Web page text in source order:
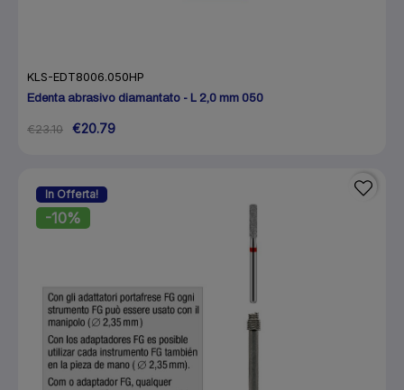
KLS-EDT8006.050HP
Edenta abrasivo diamantato - L 2,0 mm 050
€23.10 €20.79
In Offerta!
-10%